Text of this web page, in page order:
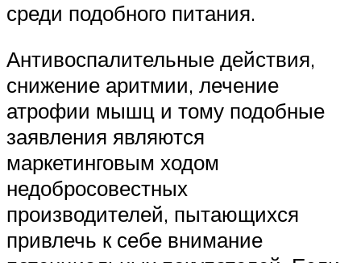
среди подобного питания.
Антивоспалительные действия,
снижение аритмии, лечение
атрофии мышц и тому подобные
заявления являются
маркетинговым ходом
недобросовестных
производителей, пытающихся
привлечь к себе внимание